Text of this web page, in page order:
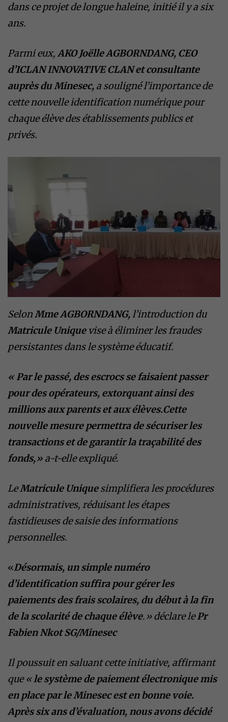
dans ce projet de longue haleine, initié il y a six
ans.
Parmi eux, AKO Joëlle AGBORNDANG, CEO
d’ICLAN INNOVATIVE CLAN et consultante
auprès du Minesec, a souligné l’importance de
cette nouvelle identification numérique pour
chaque élève des établissements publics et
privés.
SelonMme AGBORNDANG,l’introduction du
Matricule Uniquevise à éliminer les fraudes
persistantes dans le système éducatif.
« Par le passé, des escrocs se faisaient passer
pour des opérateurs, extorquant ainsi des
millions aux parents et aux élèves.Cette
nouvelle mesure permettra de sécuriser les
transactions et de garantir la traçabilité des
fonds,» a-t-elle expliqué.
LeMatricule Uniquesimplifiera les procédures
administratives, réduisant les étapes
fastidieuses de saisie des informations
personnelles.
«Désormais, un simple numéro
d’identification suffira pour gérer les
paiements des frais scolaires, du début à lafin
de la scolarité de chaque élève.» déclare lePr
Fabien Nkot SG/Minesec
Il poussuit en saluant cette initiative, affirmant
que «le système de paiement électronique mis
en place par le Minesec est en bonne voie.
Après six ans d’évaluation, nous avons décidé